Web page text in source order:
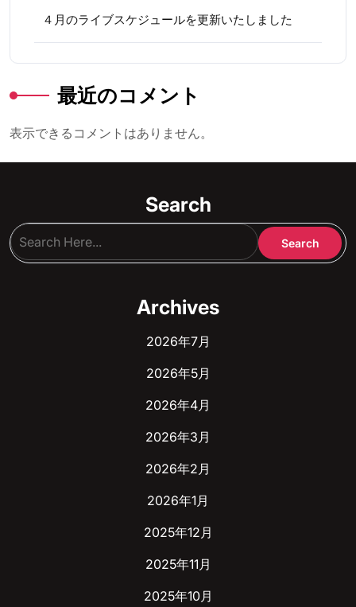
４月のライブスケジュールを更新いたしました
最近のコメント
表示できるコメントはありません。
Search
Archives
2026年7月
2026年5月
2026年4月
2026年3月
2026年2月
2026年1月
2025年12月
2025年11月
2025年10月